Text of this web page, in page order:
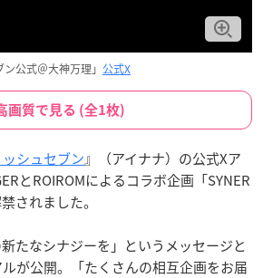
公式＠大神万理」 公式X
画質で見る (全1枚)
シュセブン』（アイナナ）の公式Xア
とROIROMによるコラボ企画「SYNER
されました。
新たなシナジーを」というメッセージと
が公開。「たくさんの相互企画をお届